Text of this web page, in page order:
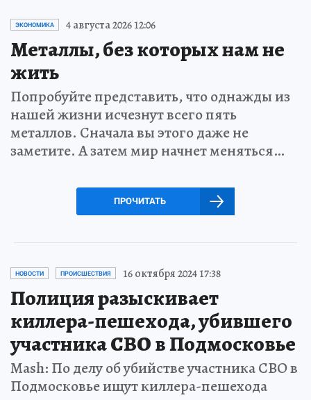
ЭКОНОМИКА 4 августа 2026 12:06
Металлы, без которых нам не
жить
Попробуйте представить, что однажды из
нашей жизни исчезнут всего пять
металлов. Сначала вы этого даже не
заметите. А затем мир начнет меняться…
ПРОЧИТАТЬ
НОВОСТИ ПРОИСШЕСТВИЯ 16 октября 2024 17:38
Полиция разыскивает
киллера-пешехода, убившего
участника СВО в Подмосковье
Mash: По делу об убийстве участника СВО в
Подмосковье ищут киллера-пешехода